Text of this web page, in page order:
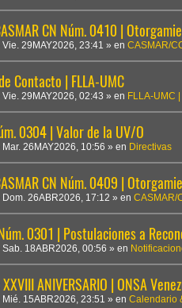
CN Núm. 0410 |
Vie. 29MAY2026, 23:41 » en CASMAR/
Contacto | FLLA-UMC
Vie. 29MAY2026, 02:43 » en FLLA-UMC
0304 | Valor de la UV/O
Mar. 26MAY2026, 10:56 » en Directivas
CN Núm. 0409 |
Dom. 26ABR2026, 17:12 » en CASMAR/
0301 | Postulaciones a
Sab. 18ABR2026, 00:56 » en
ANIVERSARIO | ONSA
Mié. 15ABR2026, 23:51 » en Calendario